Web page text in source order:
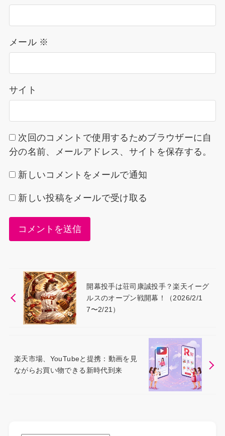
メール ※
サイト
次回のコメントで使用するためブラウザーに自
分の名前、メールアドレス、サイトを保存する。
新しいコメントをメールで通知
新しい投稿をメールで受け取る
開幕投手は荘司康誠投手？楽天イーグ
ルスのオープン戦開幕！（2026/2/1
7〜2/21）
楽天市場、YouTubeと提携：動画を見
ながらお買い物できる新時代到来